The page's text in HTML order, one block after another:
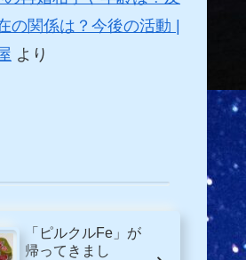
の関係は？今後の活動 |
より
「ピルクルFe」が
帰ってきまし